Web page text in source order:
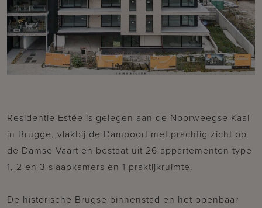
Residentie Estée is gelegen aan de Noorweegse Kaai
in Brugge, vlakbij de Dampoort met prachtig zicht op
de Damse Vaart en bestaat uit 26 appartementen type
1, 2 en 3 slaapkamers en 1 praktijkruimte.
De historische Brugse binnenstad en het openbaar